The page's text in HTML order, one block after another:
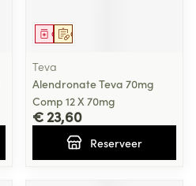
Op voorschrift
Geneesmiddel
Teva
Alendronate Teva 70mg
Comp 12 X 70mg
€ 23,60
Reserveer